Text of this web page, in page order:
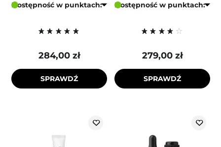
Dostępność w punktach:
284,00 zł
SPRAWDŹ
Dostępność w punktach:
279,00 zł
SPRAWDŹ